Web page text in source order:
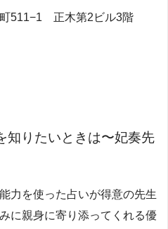
511−1 正木第2ビル3階
知りたいときは〜妃奏先
力を使った占いが得意の先生
に親身に寄り添ってくれる優